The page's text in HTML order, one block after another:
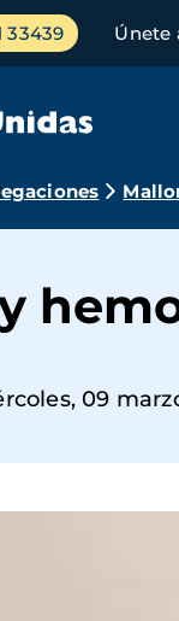
33439 Únete
09